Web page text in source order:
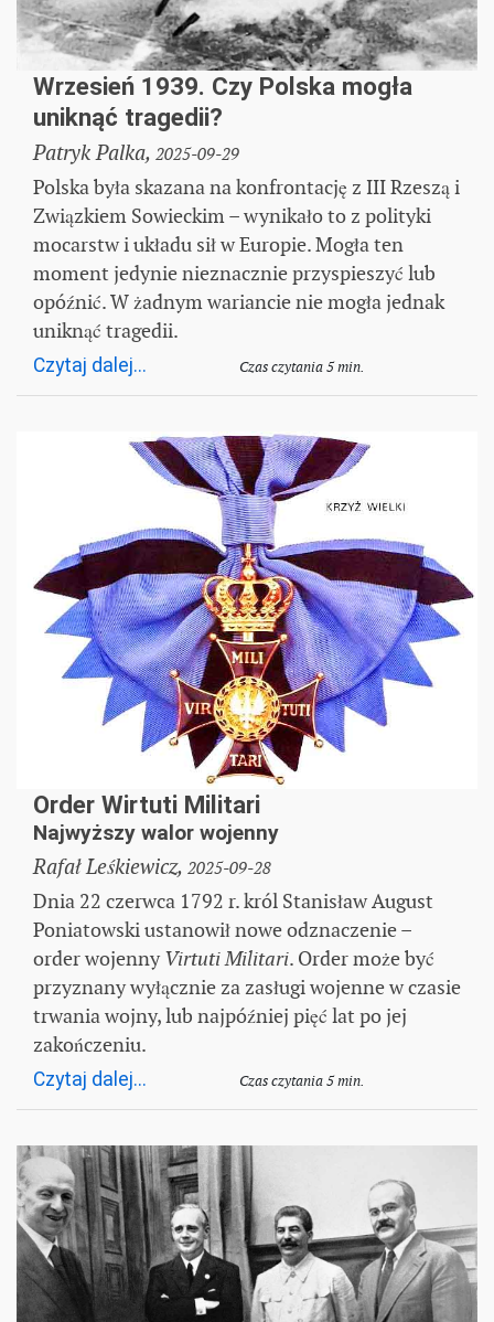
Wrzesień 1939. Czy Polska mogła
uniknąć tragedii?
Patryk Palka, 2025-09-29
Polska była skazana na konfrontację z III Rzeszą i
Związkiem Sowieckim – wynikało to z polityki
mocarstw i układu sił w Europie. Mogła ten
moment jedynie nieznacznie przyspieszyć lub
opóźnić. W żadnym wariancie nie mogła jednak
uniknąć tragedii.
Czytaj dalej... Czas czytania 5 min.
Order Wirtuti Militari
Najwyższy walor wojenny
Rafał Leśkiewicz, 2025-09-28
Dnia 22 czerwca 1792 r. król Stanisław August
Poniatowski ustanowił nowe odznaczenie –
order wojennyVirtuti Militari. Order może być
przyznany wyłącznie za zasługi wojenne w czasie
trwania wojny, lub najpóźniej pięć lat po jej
zakończeniu.
Czytaj dalej... Czas czytania 5 min.